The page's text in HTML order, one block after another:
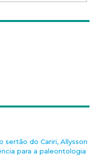
sertão do Cariri, Allysson
para a paleontologia